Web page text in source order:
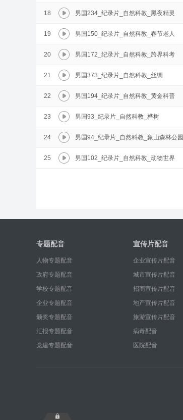
18 男国234_纪录片_自然科教_黑夜精灵
19 男国150_纪录片_自然科教_春节老人
20 男国172_纪录片_自然科教_跨界科考
21 男国373_纪录片_自然科教_丝绸
22 男国194_纪录片_自然科教_黄金科普
23 男国93_纪录片_自然科教_桦树
24 男国94_纪录片_自然科教_象山森林公园
25 男国102_纪录片_自然科教_动物世界
专题配音
人物专题配音
政府专题配音
学校专题配音
企业专题配音
颁奖专题配音
汇报专题配音
党建专题配音
宣传片配音
企业宣传片配音
城市宣传片配音
招商宣传片配音
地产宣传片配音
旅游宣传片配音
病毒配音
医院配音